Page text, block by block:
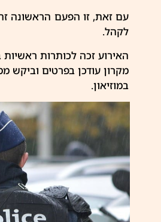
עם זאת, זו הפעם הראשונה
לקהל.
האירוע זכה לכותרות
מקרון עודכן בפרטים
במוזיאון.